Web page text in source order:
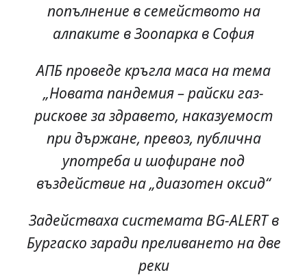
попълнение в семейството на
алпаките в Зоопарка в София
АПБ проведе кръгла маса на тема
„Новата пандемия – райски газ-
рискове за здравето, наказуемост
при държане, превоз, публична
употреба и шофиране под
въздействие на „диазотен оксид“
Задействаха системата BG-ALERT в
Бургаско заради преливането на две
реки